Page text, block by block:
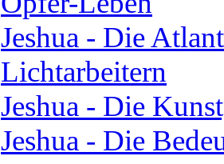
Jeshua - Die
Lichtarbeitern
Jeshua - Die
Jeshua - Die